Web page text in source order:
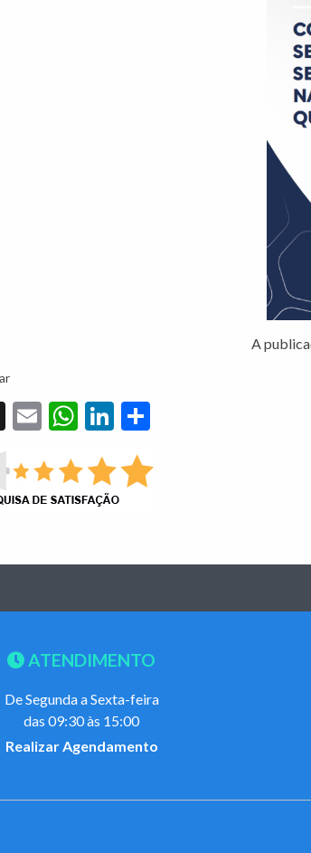
A
X EmailWhatsApp
LinkedIn
ATENDIMENTO
De Segunda a Sexta-feira
das 09:30 às 15:00
Realizar Agendamento